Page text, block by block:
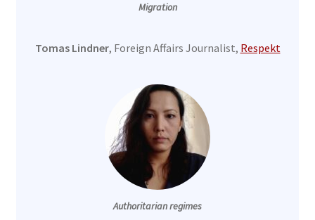
Migration
Tomas Lindner, Foreign Affairs Journalist, Respekt
Authoritarian regimes